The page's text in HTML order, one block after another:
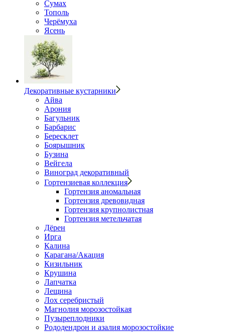
Сумах
Тополь
Черёмуха
Ясень
Декоративные кустарники
Айва
Арония
Багульник
Барбарис
Бересклет
Боярышник
Бузина
Вейгела
Виноград декоративный
Гортензиевая коллекция
Гортензия аномальная
Гортензия древовидная
Гортензия крупнолистная
Гортензия метельчатая
Дёрен
Ирга
Калина
Карагана/Акация
Кизильник
Крушина
Лапчатка
Лещина
Лох серебристый
Магнолия морозостойкая
Пузыреплодники
Рододендрон и азалия морозостойкие